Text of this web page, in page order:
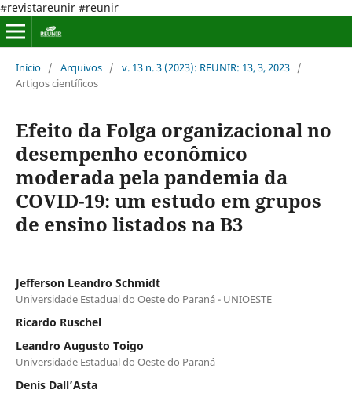
#revistareunir #reunir
Início / Arquivos / v. 13 n. 3 (2023): REUNIR: 13, 3, 2023 /
Artigos científicos
Efeito da Folga organizacional no
desempenho econômico
moderada pela pandemia da
COVID-19: um estudo em grupos
de ensino listados na B3
Jefferson Leandro Schmidt
Universidade Estadual do Oeste do Paraná - UNIOESTE
Ricardo Ruschel
Leandro Augusto Toigo
Universidade Estadual do Oeste do Paraná
Denis Dall’Asta